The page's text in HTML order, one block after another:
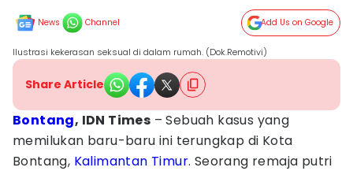
News Channel Add Us on Google
Ilustrasi kekerasan seksual di dalam rumah. (Dok.Remotivi)
Share Article
Bontang, IDN Times – Sebuah kasus yang
memilukan baru-baru ini terungkap di Kota
Bontang, Kalimantan Timur. Seorang remaja putri